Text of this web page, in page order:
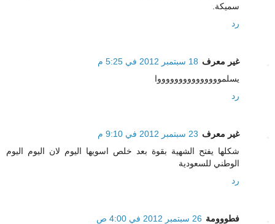
سميكة.
رد
غير معرف 18 سبتمبر 2012 في 5:25 م
يسلموووووووووووووووا
رد
غير معرف 23 سبتمبر 2012 في 9:10 م
شكلها يفتح الشهية بقوة بعد خلص اسويها اليوم لان اليوم اليوم
الوطني للسعودية
رد
فطووومة 26 سبتمبر 2012 في 4:00 ص